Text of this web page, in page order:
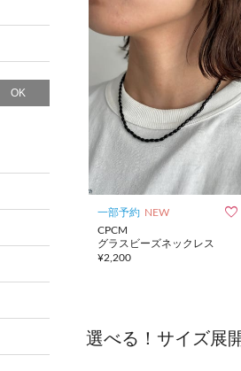
一部予約 NEW 
CPCM
グラスビーズネックレス
¥2,200
選べる！サイズ展
OK